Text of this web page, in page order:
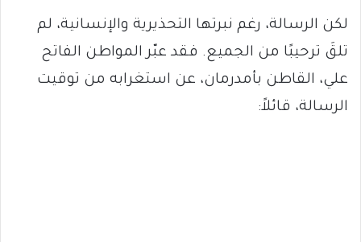
لكن الرسالة، رغم نبرتها التحذيرية والإنسانية، لم
تلقَ ترحيبًا من الجميع. فقد عبّر المواطن الفاتح
علي، القاطن بأمدرمان، عن استغرابه من توقيت
الرسالة، قائلاً: